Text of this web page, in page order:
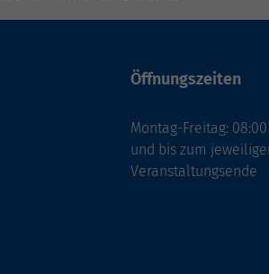
Öffnungszeiten
Montag-Freitag:
und bis zum
Veranstaltungsende